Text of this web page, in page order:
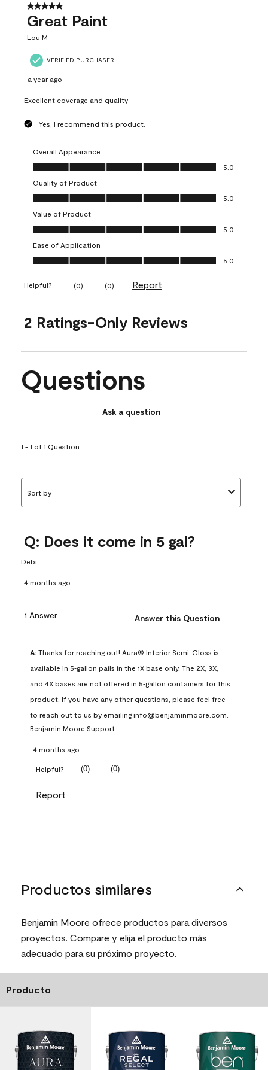
5 out of 5 stars.
Great Paint
Lou M
VERIFIED PURCHASER
a year ago
Excellent coverage and quality
Yes, I recommend this product.
Overall Appearance
Overall Appearance, 5.0 out of 5
5.0
Quality of Product
Quality of Product, 5.0 out of 5
5.0
Value of Product
Value of Product, 5.0 out of 5
5.0
Ease of Application
Ease of Application, 5.0 out of 5
5.0
Helpful? (0) (0) Report
2 Ratings-Only Reviews
Questions
Ask a question
1 - 1 of 1 Question
Sort by
Q: Does it come in 5 gal?
Debi
4 months ago
1 Answer Answer this Question
A: Thanks for reaching out! Aura® Interior Semi-Gloss is
available in 5‑gallon pails in the 1X base only. The 2X, 3X,
and 4X bases are not offered in 5‑gallon containers for this
product. If you have any other questions, please feel free
to reach out to us by emailing info@benjaminmoore.com.
Benjamin Moore Support
4 months ago
Helpful? (0) (0)
Report
Productos similares
Benjamin Moore ofrece productos para diversos
proyectos. Compare y elija el producto más
adecuado para su próximo proyecto.
Producto